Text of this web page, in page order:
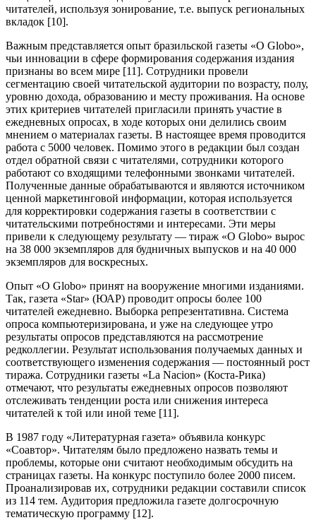
читателей, используя зонирование, т.е. выпуск региональных
вкладок [10].
Важным представляется опыт бразильской газеты «O Globo»,
чьи инновации в сфере формирования содержания издания
признаны во всем мире [11]. Сотрудники провели
сегментацию своей читательской аудитории по возрасту, полу,
уровню дохода, образованию и месту проживания. На основе
этих критериев читателей пригласили принять участие в
ежедневных опросах, в ходе которых они делились своим
мнением о материалах газеты. В настоящее время проводится
работа с 5000 человек. Помимо этого в редакции был создан
отдел обратной связи с читателями, сотрудники которого
работают со входящими телефонными звонками читателей.
Полученные данные обрабатываются и являются источником
ценной маркетинговой информации, которая используется
для корректировки содержания газеты в соответствии с
читательскими потребностями и интересами. Эти меры
привели к следующему результату — тираж «O Globo» вырос
на 38 000 экземпляров для будничных выпусков и на 40 000
экземпляров для воскресных.
Опыт «O Globo» принят на вооружение многими изданиями.
Так, газета «Star» (ЮАР) проводит опросы более 100
читателей ежедневно. Выборка репрезентативна. Система
опроса компьютеризирована, и уже на следующее утро
результаты опросов представляются на рассмотрение
редколлегии. Результат использования получаемых данных и
соответствующего изменения содержания — постоянный рост
тиража. Сотрудники газеты «La Nacion» (Коста-Рика)
отмечают, что результаты ежедневных опросов позволяют
отслеживать тенденции роста или снижения интереса
читателей к той или иной теме [11].
В 1987 году «Литературная газета» объявила конкурс
«Соавтор». Читателям было предложено назвать темы и
проблемы, которые они считают необходимым обсудить на
страницах газеты. На конкурс поступило более 2000 писем.
Проанализировав их, сотрудники редакции составили список
из 114 тем. Аудитория предложила газете долгосрочную
тематическую программу [12].